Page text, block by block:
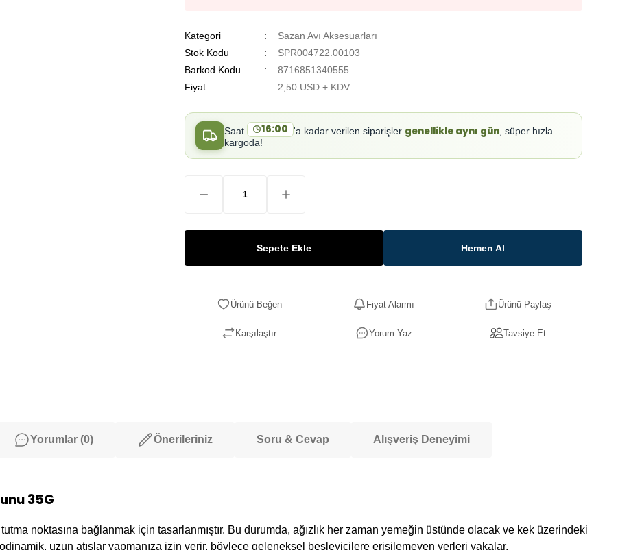
Kategori
Sazan Avı Aksesuarları
Stok Kodu
SPR004722.00103
Barkod Kodu
8716851340555
Fiyat
2,50 USD + KDV
Saat 16:00 'a kadar verilen siparişler genellikle aynı gün , süper hızla
kargoda!
Sepete Ekle Hemen Al
Fiyat Alarmı Ürünü Paylaş
Karşılaştır Yorum Yaz Tavsiye Et
Yorumlar (0) Önerileriniz Soru & Cevap Alışveriş Deneyimi
35G
noktasına bağlanmak için tasarlanmıştır. Bu durumda, ağızlık her zaman yemeğin üstünde olacak ve kek üzerindeki
uzun atışlar yapmanıza izin verir, böylece geleneksel besleyicilere erişilemeyen yerleri yakalar.